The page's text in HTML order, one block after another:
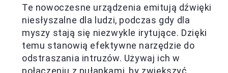
Te nowoczesne urządzenia emitują dźwięki
niesłyszalne dla ludzi, podczas gdy dla
myszy stają się niezwykle irytujące. Dzięki
temu stanowią efektywne narzędzie do
odstraszania intruzów. Używaj ich w